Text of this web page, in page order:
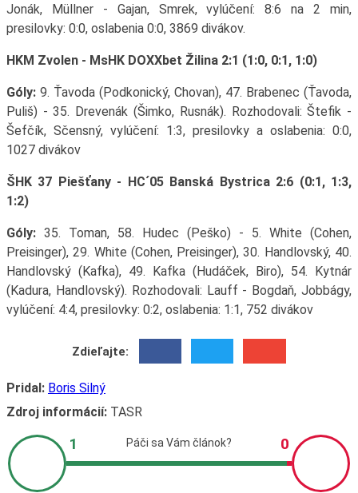
Jonák, Müllner - Gajan, Smrek, vylúčení: 8:6 na 2 min,
presilovky: 0:0, oslabenia 0:0, 3869 divákov.
HKM Zvolen - MsHK DOXXbet Žilina 2:1 (1:0, 0:1, 1:0)
Góly:9. Ťavoda (Podkonický, Chovan), 47. Brabenec (Ťavoda,
Puliš) - 35. Drevenák (Šimko, Rusnák). Rozhodovali: Štefik -
Šefčík, Sčensný, vylúčení: 1:3, presilovky a oslabenia: 0:0,
1027 divákov
ŠHK 37 Piešťany - HC´05 Banská Bystrica 2:6 (0:1, 1:3,
1:2)
Góly:35. Toman, 58. Hudec (Peško) - 5. White (Cohen,
Preisinger), 29. White (Cohen, Preisinger), 30. Handlovský, 40.
Handlovský (Kafka), 49. Kafka (Hudáček, Biro), 54. Kytnár
(Kadura, Handlovský). Rozhodovali: Lauff - Bogdaň, Jobbágy,
vylúčení: 4:4, presilovky: 0:2, oslabenia: 1:1, 752 divákov
Zdieľajte:
Pridal: Boris Silný
Zdroj informácií:TASR